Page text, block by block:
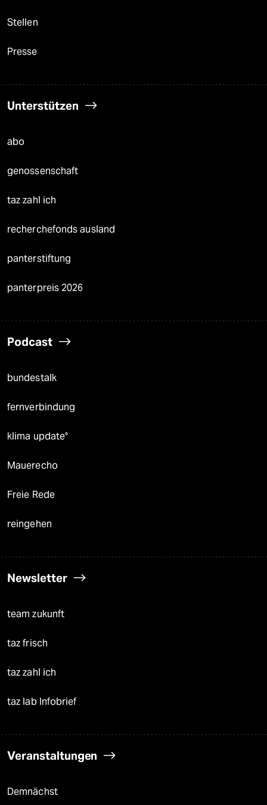
Stellen
Presse
Unterstützen
abo
genossenschaft
taz zahl ich
recherchefonds ausland
panterstiftung
panterpreis 2026
Podcast
bundestalk
fernverbindung
klima update°
Mauerecho
Freie Rede
reingehen
Newsletter
team zukunft
taz frisch
taz zahl ich
taz lab Infobrief
Veranstaltungen
Demnächst